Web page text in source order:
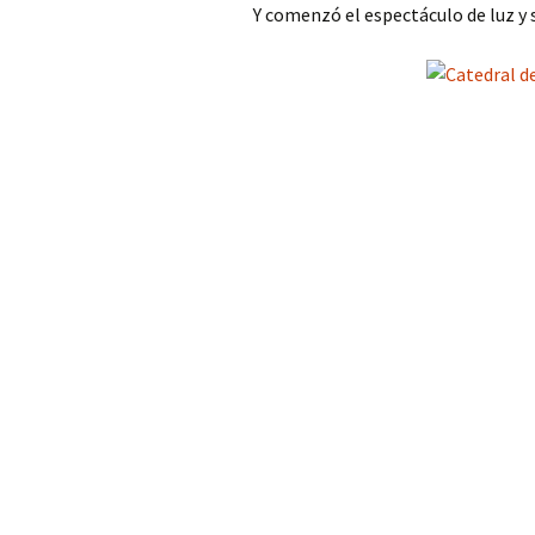
Y comenzó el espectáculo de luz